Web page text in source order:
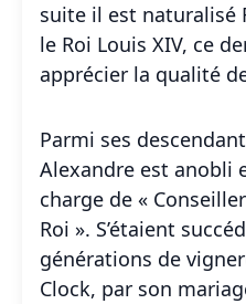
suite il est naturalisé
le Roi Louis XIV, ce
apprécier la qualité
Parmi ses
Alexandre est anobli
charge de «
Roi ». S’étaient
générations de
Clock, par son